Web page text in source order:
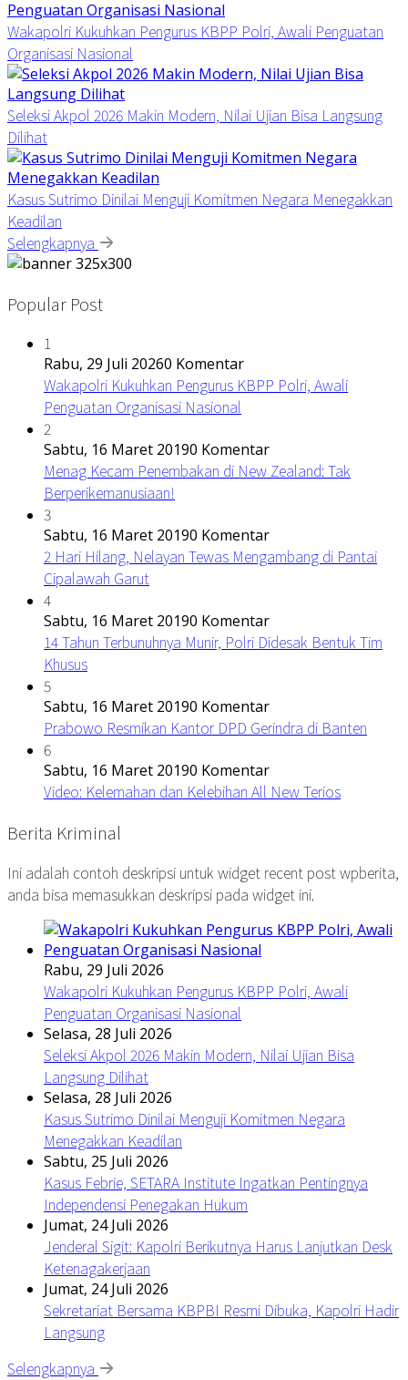
Wakapolri Kukuhkan Pengurus KBPP Polri, Awali Penguatan
Organisasi Nasional
Seleksi Akpol 2026 Makin Modern, Nilai Ujian Bisa Langsung
Dilihat
Kasus Sutrimo Dinilai Menguji Komitmen Negara Menegakkan
Keadilan
Selengkapnya
Popular Post
1
Rabu, 29 Juli 20260 Komentar
Wakapolri Kukuhkan Pengurus KBPP Polri, Awali
Penguatan Organisasi Nasional
2
Sabtu, 16 Maret 20190 Komentar
Menag Kecam Penembakan di New Zealand: Tak
Berperikemanusiaan!
3
Sabtu, 16 Maret 20190 Komentar
2 Hari Hilang, Nelayan Tewas Mengambang di Pantai
Cipalawah Garut
4
Sabtu, 16 Maret 20190 Komentar
14 Tahun Terbunuhnya Munir, Polri Didesak Bentuk Tim
Khusus
5
Sabtu, 16 Maret 20190 Komentar
Prabowo Resmikan Kantor DPD Gerindra di Banten
6
Sabtu, 16 Maret 20190 Komentar
Video: Kelemahan dan Kelebihan All New Terios
Berita Kriminal
Ini adalah contoh deskripsi untuk widget recent post wpberita,
anda bisa memasukkan deskripsi pada widget ini.
Rabu, 29 Juli 2026
Wakapolri Kukuhkan Pengurus KBPP Polri, Awali
Penguatan Organisasi Nasional
Selasa, 28 Juli 2026
Seleksi Akpol 2026 Makin Modern, Nilai Ujian Bisa
Langsung Dilihat
Selasa, 28 Juli 2026
Kasus Sutrimo Dinilai Menguji Komitmen Negara
Menegakkan Keadilan
Sabtu, 25 Juli 2026
Kasus Febrie, SETARA Institute Ingatkan Pentingnya
Independensi Penegakan Hukum
Jumat, 24 Juli 2026
Jenderal Sigit: Kapolri Berikutnya Harus Lanjutkan Desk
Ketenagakerjaan
Jumat, 24 Juli 2026
Sekretariat Bersama KBPBI Resmi Dibuka, Kapolri Hadir
Langsung
Selengkapnya